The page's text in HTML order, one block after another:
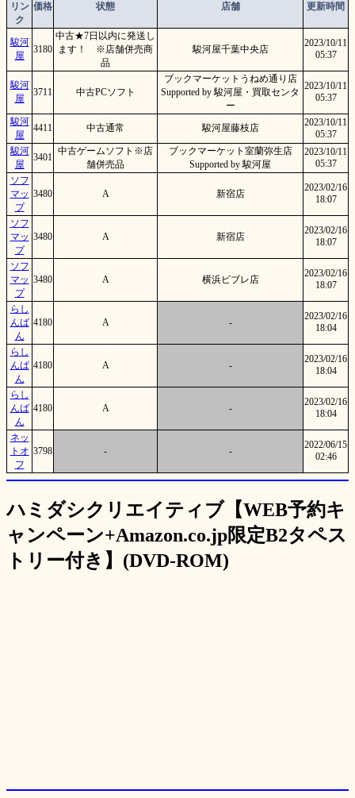
リン
ク
価格 状態 店舗 更新時間
駿河
屋
3180
中古★7日以内に発送し
ます！ ※店舗併売商
品
駿河屋千葉中央店
2023/10/11
05:37
駿河
屋
3711 中古PCソフト
ブックマーケットうねめ通り店
Supported by 駿河屋・買取センタ
ー
2023/10/11
05:37
駿河
屋
4411 中古通常 駿河屋藤枝店
2023/10/11
05:37
駿河
屋
3401
中古ゲームソフト※店
舗併売品
ブックマーケット室蘭弥生店
Supported by 駿河屋
2023/10/11
05:37
ソフ
マッ
プ
3480 A 新宿店
2023/02/16
18:07
ソフ
マッ
プ
3480 A 新宿店
2023/02/16
18:07
ソフ
マッ
プ
3480 A 横浜ビブレ店
2023/02/16
18:07
らし
んば
ん
4180 A -
2023/02/16
18:04
らし
んば
ん
4180 A -
2023/02/16
18:04
らし
んば
ん
4180 A -
2023/02/16
18:04
ネッ
トオ
フ
3798 - -
2022/06/15
02:46
ハミダシクリエイティブ【WEB予約キ
ャンペーン+Amazon.co.jp限定B2タペス
トリー付き】(DVD-ROM)